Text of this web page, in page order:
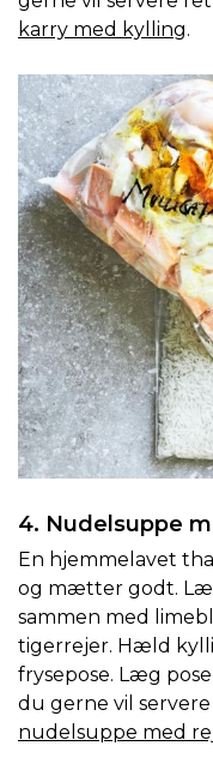
karry med kylling.
4. Nudelsuppe
En hjemmelavet
og mætter godt.
sammen med
tigerrejer. Hæld
frysepose. Læg
du gerne vil
nudelsuppe med